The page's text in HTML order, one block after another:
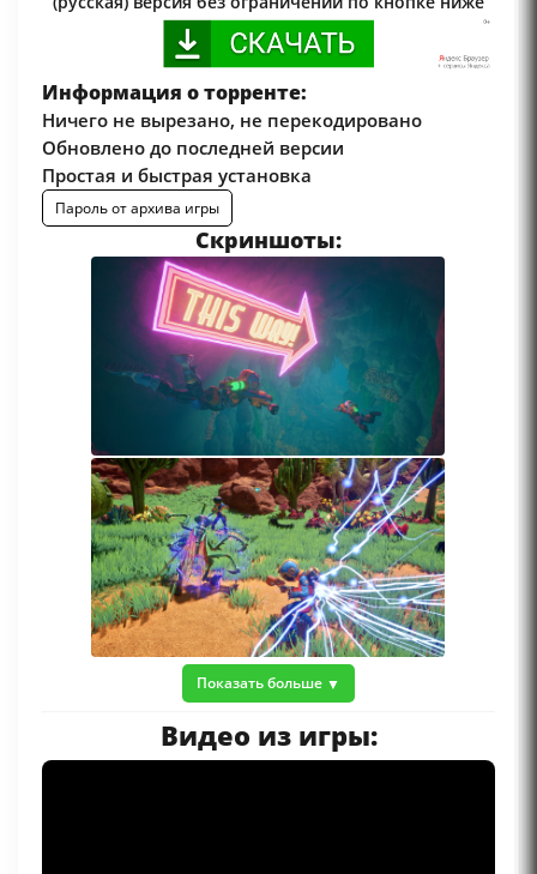
Информация о торренте:
Ничего не вырезано, не перекодировано
Обновлено до последней версии
Простая и быстрая установка
Пароль от архива игры
Скриншоты:
Показать больше
Видео из игры: